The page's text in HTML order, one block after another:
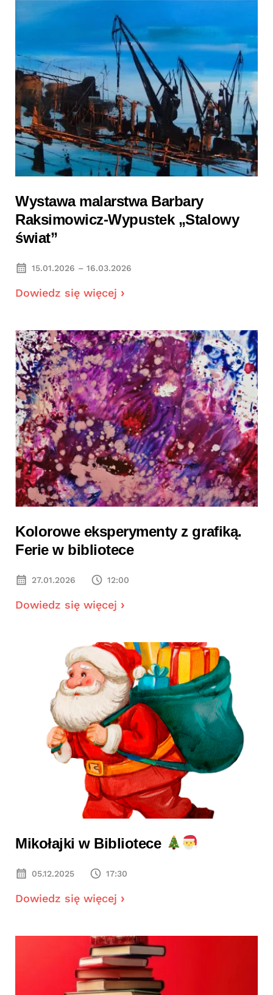
Wystawa malarstwa Barbary
Raksimowicz-Wypustek „Stalowy
świat”
15.01.2026 – 16.03.2026
Dowiedz się więcej
Kolorowe eksperymenty z grafiką.
Ferie w bibliotece
27.01.2026 12:00
Dowiedz się więcej
Mikołajki w Bibliotece
05.12.2025 17:30
Dowiedz się więcej